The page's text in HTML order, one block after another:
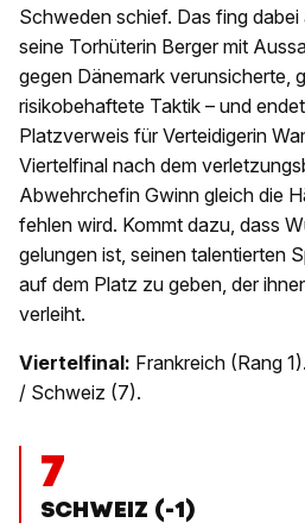
Schweden schief. Das fing
seine Torhüterin Berger mit
gegen Dänemark verunsicherte,
risikobehaftete Taktik – und
Platzverweis für Verteidigerin
Viertelfinal nach dem
Abwehrchefin Gwinn gleich die
fehlen wird. Kommt dazu, dass
gelungen ist, seinen talentierten
auf dem Platz zu geben, der
verleiht.
Viertelfinal: Frankreich (Rang 1).
/ Schweiz (7).
7
SCHWEIZ (-1)